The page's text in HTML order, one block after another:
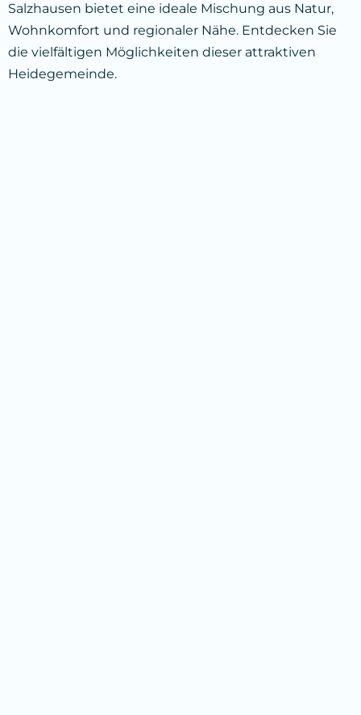
Salzhausen bietet eine ideale Mischung aus Natur,
Wohnkomfort und regionaler Nähe. Entdecken Sie
die vielfältigen Möglichkeiten dieser attraktiven
Heidegemeinde.